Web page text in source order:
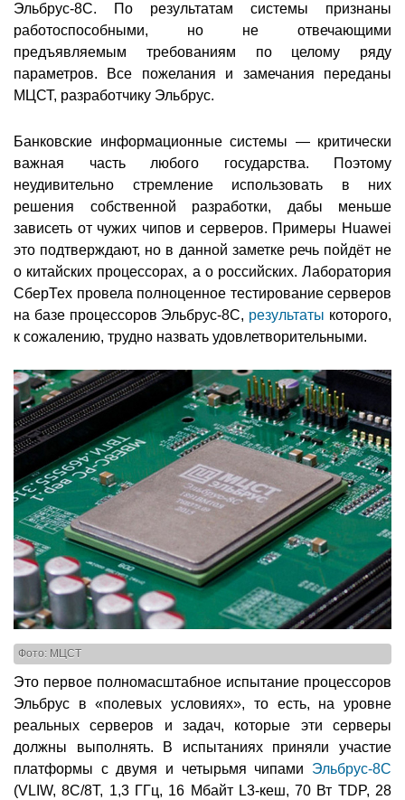
Эльбрус-8С. По результатам системы признаны
работоспособными, но не отвечающими
предъявляемым требованиям по целому ряду
параметров. Все пожелания и замечания переданы
МЦСТ, разработчику Эльбрус.
Банковские информационные системы — критически
важная часть любого государства. Поэтому
неудивительно стремление использовать в них
решения собственной разработки, дабы меньше
зависеть от чужих чипов и серверов. Примеры Huawei
это подтверждают, но в данной заметке речь пойдёт не
о китайских процессорах, а о российских. Лаборатория
СберТех провела полноценное тестирование серверов
на базе процессоров Эльбрус-8С, результаты которого,
к сожалению, трудно назвать удовлетворительными.
Фото: МЦСТ
Это первое полномасштабное испытание процессоров
Эльбрус в «полевых условиях», то есть, на уровне
реальных серверов и задач, которые эти серверы
должны выполнять. В испытаниях приняли участие
платформы с двумя и четырьмя чипами Эльбрус-8С
(VLIW, 8C/8T, 1,3 ГГц, 16 Мбайт L3-кеш, 70 Вт TDP, 28